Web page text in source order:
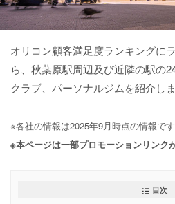
オリコン顧客満足度ランキングに
ら、秋葉原駅周辺及び近隣の駅の
クラブ、パーソナルジムを紹介しま
※各社の情報は2025年9月時点の情報です
※本ページは一部プロモーションリンク
目次